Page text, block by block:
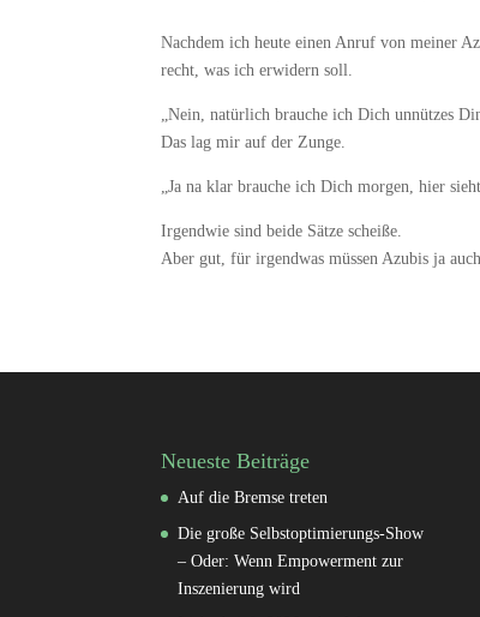
Nachdem ich heute einen Anruf von meiner
recht, was ich erwidern soll.
„Nein, natürlich brauche ich Dich unnützes
Das lag mir auf der Zunge.
„Ja na klar brauche ich Dich morgen, hier
Irgendwie sind beide Sätze scheiße.
Aber gut, für irgendwas müssen Azubis ja
Neueste Beiträge
Auf die Bremse treten
Die große Selbstoptimierungs-Show
– Oder: Wenn Empowerment zur
Inszenierung wird